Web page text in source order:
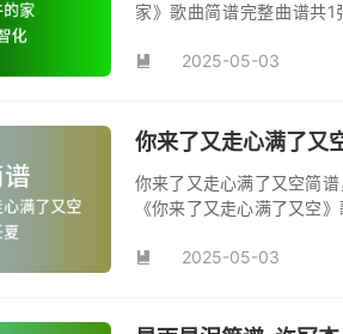
家》歌曲简谱完整曲谱共
 2025-05-03
你来了又走心满了又
你来了又走心满了又空简
《你来了又走心满了又空
首动听值得推荐的民谣歌曲。
 2025-05-03